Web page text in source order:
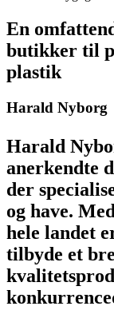
En
butikker til
plastik
Harald Nyborg
Harald
anerkendte
der
og have.
hele landet
tilbyde et